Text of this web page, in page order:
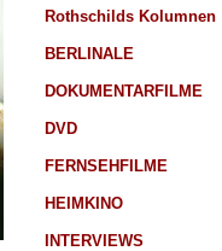
Rothschilds Kolumnen
BERLINALE
DOKUMENTARFILME
DVD
FERNSEHFILME
HEIMKINO
INTERVIEWS